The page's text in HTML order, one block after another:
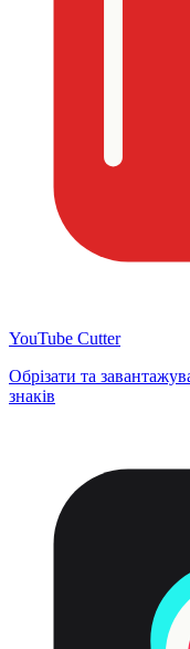
YouTube Cutter
Обрізати та
знаків